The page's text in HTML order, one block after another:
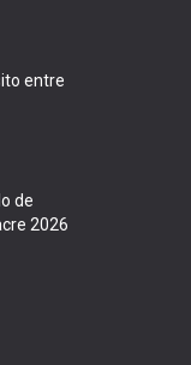
entre
de
2026